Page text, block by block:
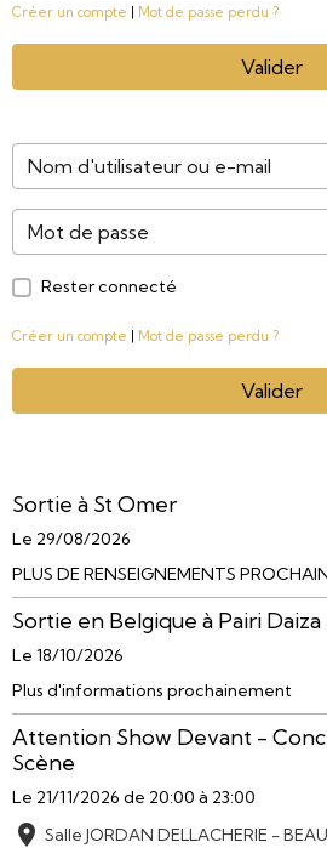
Créer un compte Mot de passe perdu ?
Valider
Rester connecté
Créer un compte Mot de passe perdu ?
Valider
Sortie à St Omer
Le 29/08/2026
PLUS DE RENSEIGNEMENTS
Sortie en Belgique à Pairi
Le 18/10/2026
Plus d'informations prochainement
Attention Show Devant -
Scène
Le 21/11/2026 de 20:00 à 23:00
Salle JORDAN DELLACHERIE -